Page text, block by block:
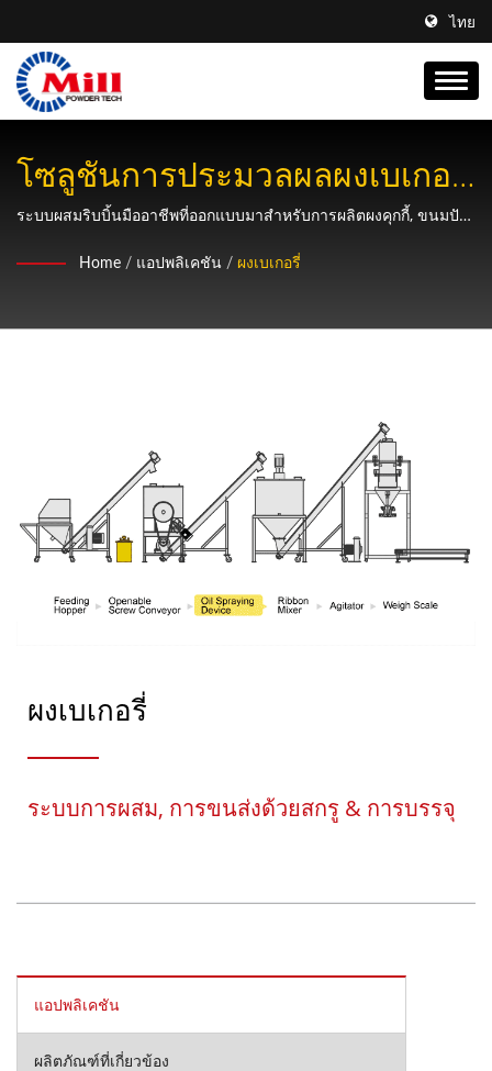
ไทย
โซลูชันการประมวลผลผงเบเกอรี
แบบครบวงจรที่มีการผสม, การ
ขนส่ง & การบรรจุแบบรวม
ระบบผสมริบบิ้นมืออาชีพที่ออกแบบมาสำหรับการผลิตผงคุกกี้, ขนมปัง
บรรจุที่แม่นยำ
Home / แอปพลิเคชัน / ผงเบเกอรี่
ผงเบเกอรี่
ระบบการผสม, การขนส่งด้วยสกรู & การบรรจุ
แอปพลิเคชัน
ผลิตภัณฑ์ที่เกี่ยวข้อง